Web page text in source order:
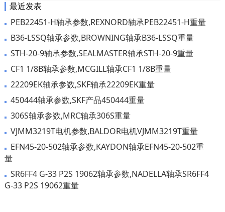
最近发表
PEB22451-H轴承参数,REXNORD轴承PEB22451-H重量
B36-LSSQ轴承参数,BROWNING轴承B36-LSSQ重量
STH-20-9轴承参数,SEALMASTER轴承STH-20-9重量
CF1 1/8B轴承参数,MCGILL轴承CF1 1/8B重量
22209EK轴承参数,SKF轴承22209EK重量
450444轴承参数,SKF产品450444重量
306S轴承参数,MRC轴承306S重量
VJMM3219T电机参数,BALDOR电机VJMM3219T重量
EFN45-20-502轴承参数,KAYDON轴承EFN45-20-502重
量
SR6FF4 G-33 P2S 19062轴承参数,NADELLA轴承SR6FF4
G-33 P2S 19062重量